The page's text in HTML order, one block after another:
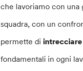
che lavoriamo con una
squadra, con un
permette di
fondamentali in ogni